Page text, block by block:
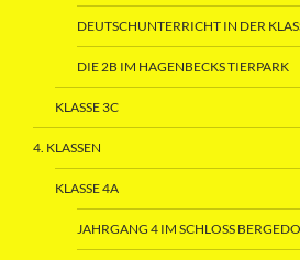
DEUTSCHUNTERRICHT IN DER
DIE 2B IM HAGENBECKS TIERPARK
KLASSE 3C
4. KLASSEN
KLASSE 4A
JAHRGANG 4 IM SCHLOSS